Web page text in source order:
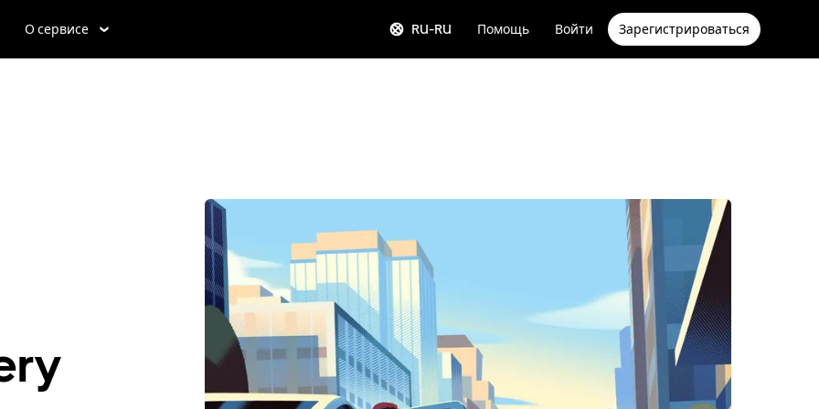
О сервисе RU-RU Помощь Войти Зарегистрироваться